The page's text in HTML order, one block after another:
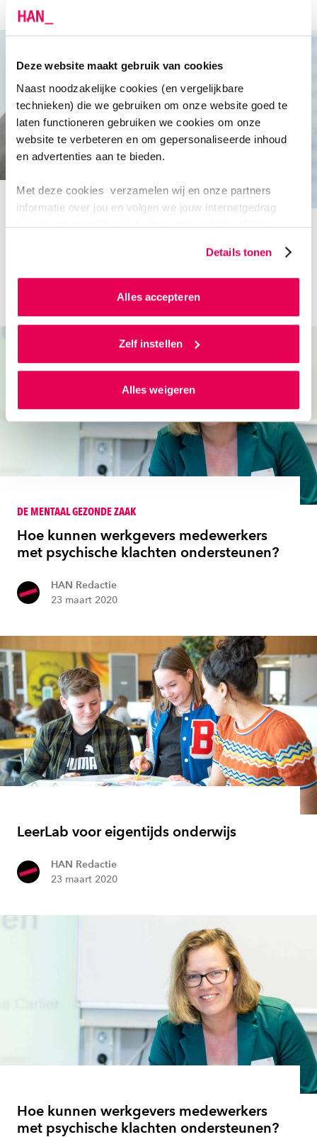
Deze website maakt gebruik van cookies
Naast noodzakelijke cookies (en vergelijkbare
technieken) die we gebruiken om onze website goed te
laten functioneren gebruiken we cookies om onze
website te verbeteren en om gepersonaliseerde inhoud
en advertenties aan te bieden.
Met deze cookies verzamelen wij en onze partners
informatie over jou en volgen we jouw internetgedrag
binnen, en mogelijk ook buiten onze website. Wij bouwen
website en communicatie aan op jouw voorkeuren. Ook
kunnen we zo gerichte advertenties laten zien op basis
van jouw internetgedrag.
Als je op ‘Alles accepteren’ klikt dan geef je ons
toestemming om cookies voor social media en
gepersonaliseerde advertenties te plaatsen. Lees
cookiestatement. Via ‘Zelf instellen’ kun je ook zelf
instellen welke cookies we plaatsen. Je kunt je
toestemming altijd wijzigen of intrekken via
cookiestatement.
Details tonen
Alles accepteren
Zelf instellen
Alles weigeren
Lectoraat Onbegrepen gedrag, Zorg en
HAN Redactie
DE MENTAAL GEZONDE ZAAK
Hoe kunnen werkgevers medewerkers
met psychische klachten ondersteunen?
HAN Redactie
23 maart 2020
LeerLab voor eigentijds onderwijs
HAN Redactie
23 maart 2020
Hoe kunnen werkgevers medewerkers
met psychische klachten ondersteunen?